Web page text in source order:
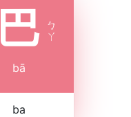
巴 ㄅ
ㄚ
bā
ba